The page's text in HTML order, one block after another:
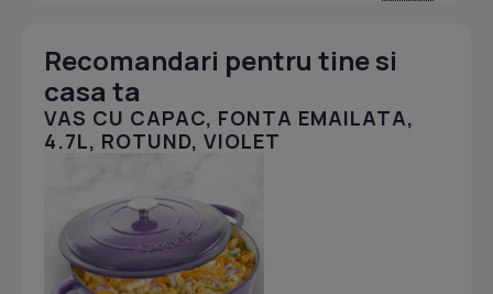
Recomandari pentru tine si
casa ta
VAS CU CAPAC, FONTA EMAILATA,
4.7L, ROTUND, VIOLET